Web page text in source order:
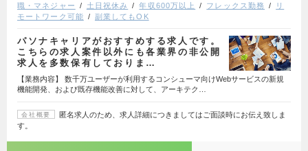
職・マネジャー
土日祝休み 年収600万以上 フレックス勤務
リ
モートワーク可能
副業してもOK
パソナキャリアがおすすめする求人です。
こちらの求人案件以外にも各業界の非公開
求人を多数保有しておりま…
【業務内容】 数千万ユーザーが利用するコンシューマ向けWebサービスの新規
機能開発、および既存機能改善に対して、アーキテク…
会社概要
匿名求人のため、求人詳細につきましてはご面談時にお伝え致しま
す。